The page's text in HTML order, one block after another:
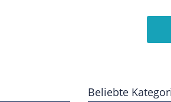
Beliebte